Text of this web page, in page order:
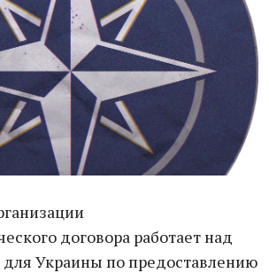
договора работает над
Украины по предоставлению